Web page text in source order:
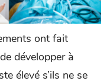
ont fait
développer à
élevé s’ils ne se